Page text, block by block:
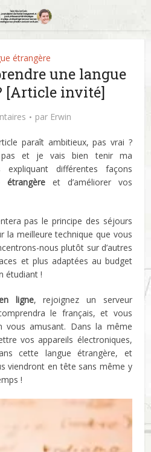
étrangère
une langue
[Article invité]
par Erwin
paraît ambitieux, pas vrai ?
pas et je vais bien tenir ma
différentes façons
étrangère et d’améliorer vos
pas le principe des séjours
la meilleure technique que vous
nous plutôt sur d’autres
et plus adaptées au budget
étudiant !
ligne, rejoignez un serveur
le français, et vous
vous amusant. Dans la même
vos appareils électroniques,
cette langue étrangère, et
viendront en tête sans même y
!